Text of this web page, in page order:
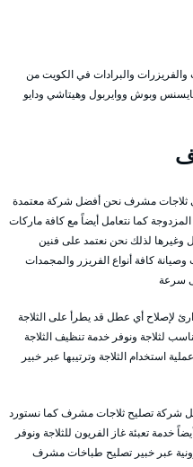
والفريزرات والبرادات في الكويت من
وبوش ووايربول وهيتاشي ودايو
ثلاجات مشرف نحن أفضل شركة معتمدة
المزدوجة كما نتعامل أيضاً مع كافة ماركات
وغيرها لذلك نحن نعتمد على فنين
كافة أنواع الفريزر والمجمدات
سرعة
لإصلاح أي عطل قد يطرأ على الثلاجة
لثلاجة ونوفر خدمة تنظيف الثلاجة
استخدام الثلاجة وترتيبها عبر خبير
شركة تصليح ثلاجات مشرف كما نستورد
خدمة تعبئة غاز الفريون للثلاجة ونوفر
عبر خبير تصليح طباخات مشرف